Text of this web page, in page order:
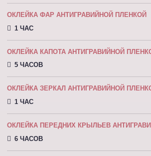
ОКЛЕЙКА ФАР АНТИГРАВИЙНОЙ ПЛЕНКОЙ
1 ЧАС
ОКЛЕЙКА КАПОТА АНТИГРАВИЙНОЙ
5 ЧАСОВ
ОКЛЕЙКА ЗЕРКАЛ АНТИГРАВИЙНОЙ
1 ЧАС
ОКЛЕЙКА ПЕРЕДНИХ КРЫЛЬЕВ
6 ЧАСОВ